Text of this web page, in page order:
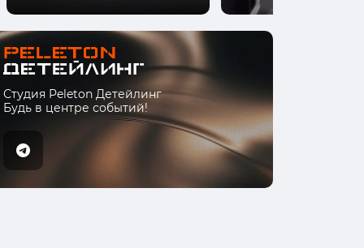
Студия Peleton Детейлинг
Будь в центре событий!